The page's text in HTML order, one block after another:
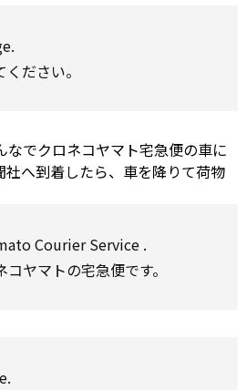
ださい。
なでクロネコヤマト宅急便の車に
へ到着したら、車を降りて荷物
CourierService .
ヤマトの宅急便です。